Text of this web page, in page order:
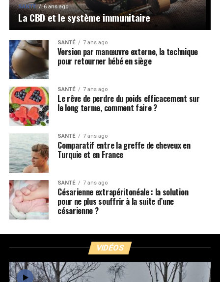
SANTÉ 6 ans ago
La CBD et le système immunitaire
SANTÉ 7 ans ago
Version par manœuvre externe, la technique
pour retourner bébé en siège
SANTÉ 7 ans ago
Le rêve de perdre du poids efficacement sur
le long terme, comment faire ?
SANTÉ 7 ans ago
Comparatif entre la greffe de cheveux en
Turquie et en France
SANTÉ 7 ans ago
Césarienne extrapéritonéale : la solution
pour ne plus souffrir à la suite d’une
césarienne ?
VIDÉOS